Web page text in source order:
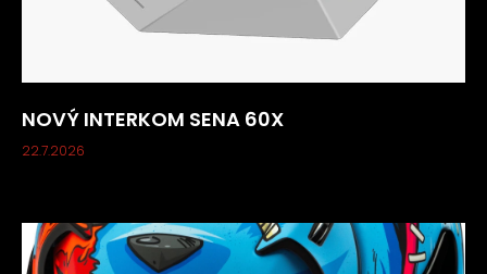
NOVÝ INTERKOM SENA 60X
22.7.2026